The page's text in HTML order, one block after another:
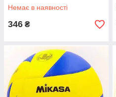
Немає в наявності
346 ₴